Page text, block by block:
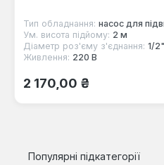
Тип обладнання: насос для
Ум. висота підйому: 2 м
Діаметр роз'єму з'єднання: 1/2"
Живлення: 220 В
Звичайна ціна:
2 170,00 ₴
Популярні підкатегорії